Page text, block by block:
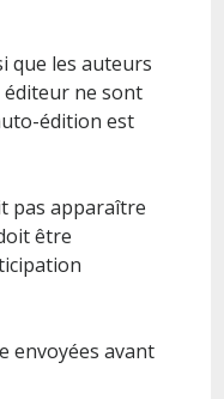
que les auteurs
ne sont
édition est
pas apparaître
être
envoyées avant